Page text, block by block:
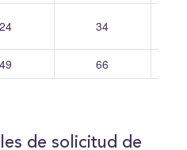
24 34
49 66
de solicitud de